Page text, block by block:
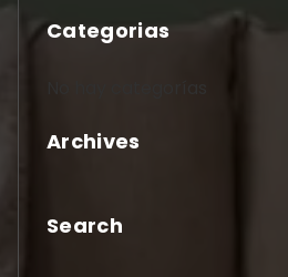
Categorias
Archives
Search